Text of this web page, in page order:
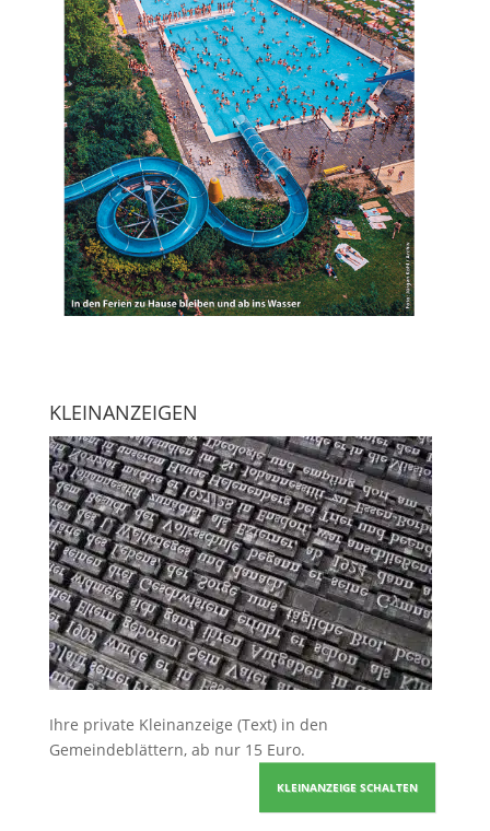
KLEINANZEIGEN
Ihre private Kleinanzeige (Text) in den
Gemeindeblättern, ab nur 15 Euro.
KLEINANZEIGE SCHALTEN